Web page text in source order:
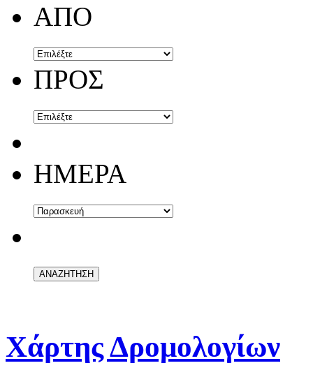
ΑΠΟ
ΠΡΟΣ
ΗΜΕΡΑ
Χάρτης Δρομολογίων